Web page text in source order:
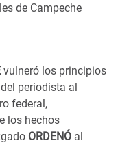
de Campeche
vulneró los principios
periodista al
federal,
los hechos
ORDENÓ al